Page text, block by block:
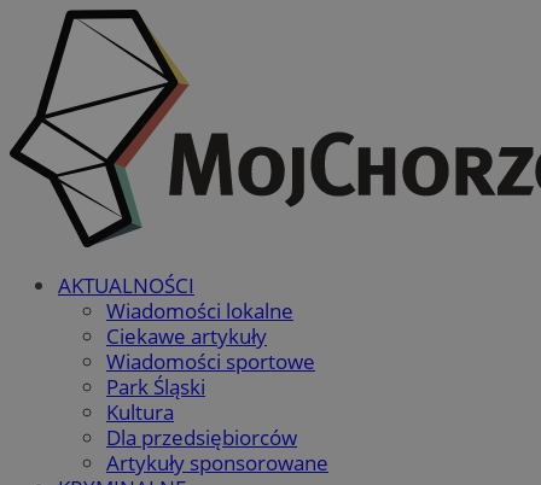
AKTUALNOŚCI
Wiadomości lokalne
Ciekawe artykuły
Wiadomości sportowe
Park Śląski
Kultura
Dla przedsiębiorców
Artykuły sponsorowane